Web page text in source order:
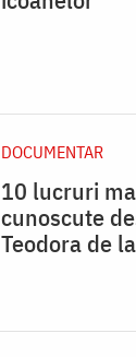
DOCUMENTAR
10 lucruri
cunoscute
Teodora de